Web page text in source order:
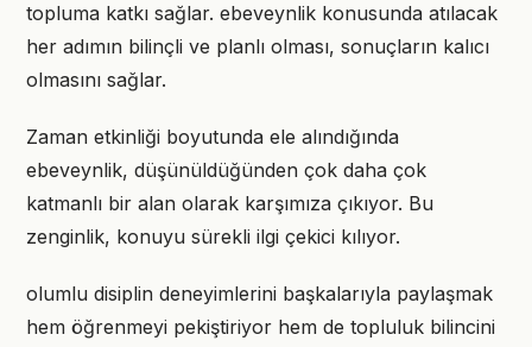
topluma katkı sağlar. ebeveynlik konusunda atılacak
her adımın bilinçli ve planlı olması, sonuçların kalıcı
olmasını sağlar.
Zaman etkinliği boyutunda ele alındığında
ebeveynlik, düşünüldüğünden çok daha çok
katmanlı bir alan olarak karşımıza çıkıyor. Bu
zenginlik, konuyu sürekli ilgi çekici kılıyor.
olumlu disiplin deneyimlerini başkalarıyla paylaşmak
hem öğrenmeyi pekiştiriyor hem de topluluk bilincini